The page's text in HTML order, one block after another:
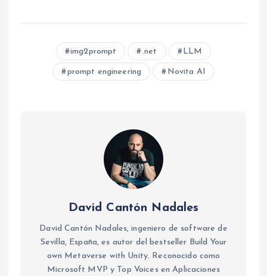
img2prompt .net LLM
prompt engineering Novita AI
David Cantón Nadales
David Cantón Nadales, ingeniero de software de
Sevilla, España, es autor del bestseller Build Your
own Metaverse with Unity. Reconocido como
Microsoft MVP y Top Voices en Aplicaciones